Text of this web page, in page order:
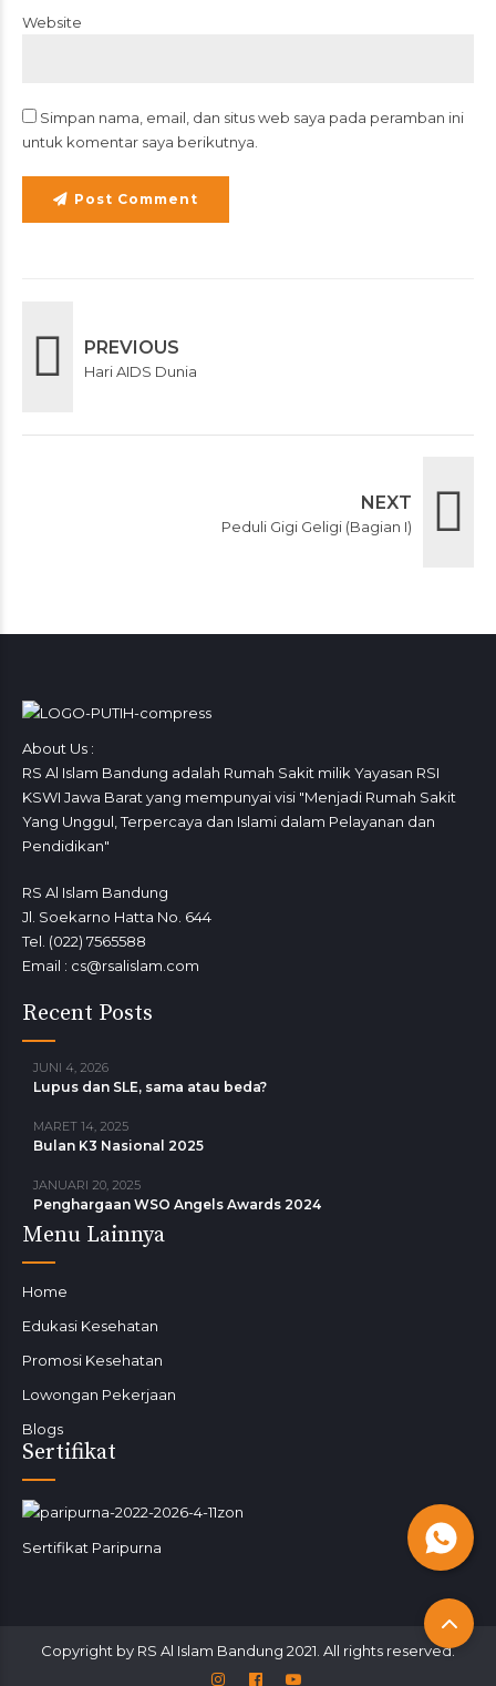
Website
Simpan nama, email, dan situs web saya pada peramban ini
untuk komentar saya berikutnya.
Post Comment
PREVIOUS
Hari AIDS Dunia
NEXT
Peduli Gigi Geligi (Bagian I)
About Us :
RS Al Islam Bandung adalah Rumah Sakit milik Yayasan RSI
KSWI Jawa Barat yang mempunyai visi "Menjadi Rumah Sakit
Yang Unggul, Terpercaya dan Islami dalam Pelayanan dan
Pendidikan"
RS Al Islam Bandung
Jl. Soekarno Hatta No. 644
Tel. (022) 7565588
Email : cs@rsalislam.com
Recent Posts
JUNI 4, 2026
Lupus dan SLE, sama atau beda?
MARET 14, 2025
Bulan K3 Nasional 2025
JANUARI 20, 2025
Penghargaan WSO Angels Awards 2024
Menu Lainnya
Home
Edukasi Kesehatan
Promosi Kesehatan
Lowongan Pekerjaan
Blogs
Sertifikat
Sertifikat Paripurna
Copyright by RS Al Islam Bandung 2021. All rights reserved.